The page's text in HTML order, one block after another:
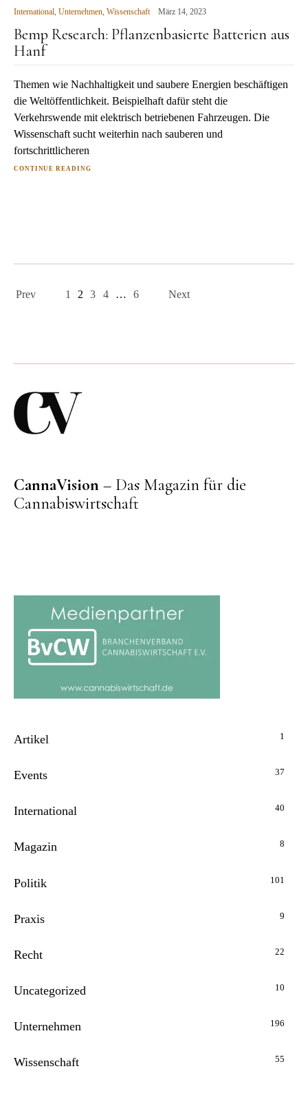
International Unternehmen Wissenschaft März 14, 2023
Bemp Research: Pflanzenbasierte Batterien aus
Hanf
Themen wie Nachhaltigkeit und saubere Energien beschäftigen
die Weltöffentlichkeit. Beispielhaft dafür steht die
Verkehrswende mit elektrisch betriebenen Fahrzeugen. Die
Wissenschaft sucht weiterhin nach sauberen und
fortschrittlicheren
CONTINUE READING
Prev 1 2 3 4 … 6 Next
CannaVision – Das Magazin für die
Cannabiswirtschaft
Artikel 1
Events 37
International 40
Magazin 8
Politik 101
Praxis 9
Recht 22
Uncategorized 10
Unternehmen 196
Wissenschaft 55